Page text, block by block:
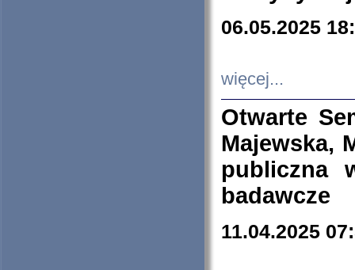
06.05.2025
więcej...
Otwarte
Majewska,
publiczna
badawcze
11.04.2025